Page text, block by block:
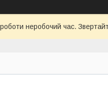
неробочий час.